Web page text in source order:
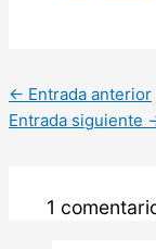
← Entrada anterior
Entrada siguiente
1